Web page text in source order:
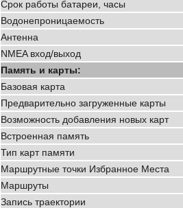
Срок работы батареи, часы
Водонепроницаемость
Антенна
NMEA вход/выход
Память и карты:
Базовая карта
Предварительно загруженные карты
Возможность добавления новых карт
Встроенная память
Тип карт памяти
Маршрутные точки Избранное Места
Маршруты
Запись траектории